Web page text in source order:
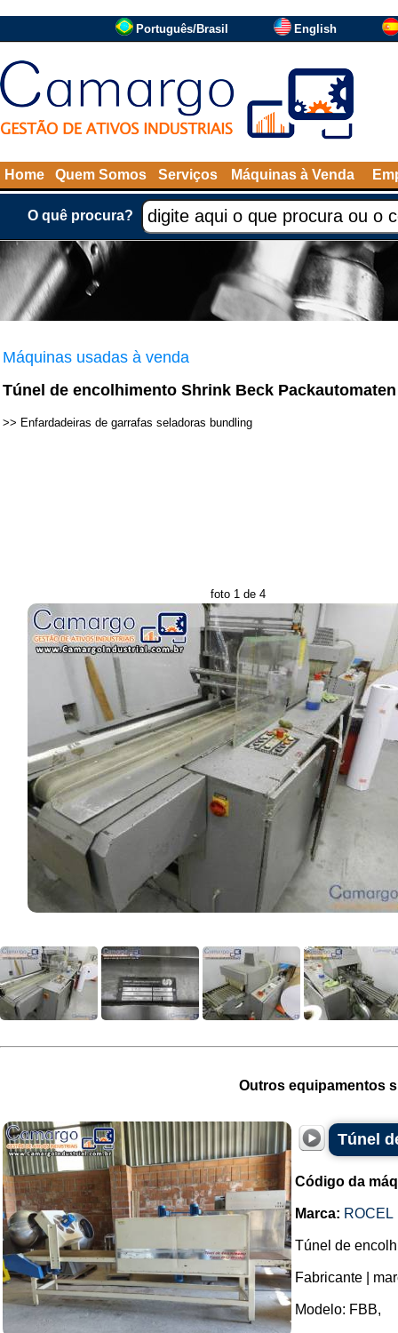
Português/Brasil English
Home Quem Somos Serviços Máquinas à Venda
O quê procura?
Máquinas usadas à venda
Túnel de encolhimento Shrink Beck Packautomaten
>> Enfardadeiras de garrafas seladoras bundling
foto 1 de 4
Outros equipamentos
Túnel
Código da
Marca: ROCEL
Túnel de
Fabricante |
Modelo: FBB,